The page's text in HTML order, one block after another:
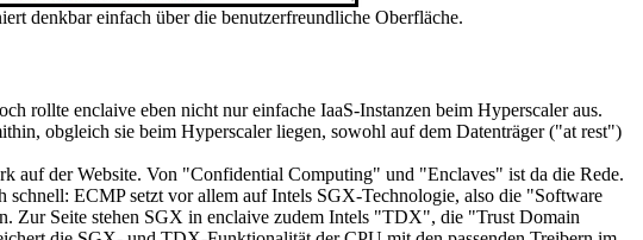
denkbar einfach über die benutzerfreundliche Oberfläche.
rollte enclaive eben nicht nur einfache IaaS-Instanzen beim Hyperscaler aus.
obgleich sie beim Hyperscaler liegen, sowohl auf dem Datenträger ("at rest")
auf der Website. Von "Confidential Computing" und "Enclaves" ist da die Rede.
ECMP setzt vor allem auf Intels SGX-Technologie, also die "Software
Zur Seite stehen SGX in enclaive zudem Intels "TDX", die "Trust Domain